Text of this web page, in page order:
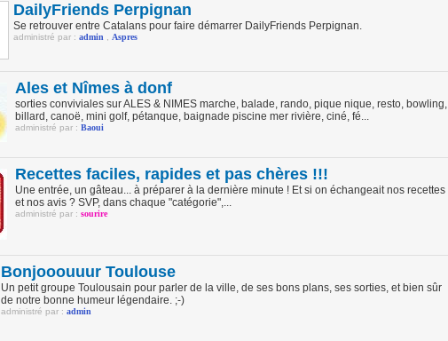
DailyFriends Perpignan
Se retrouver entre Catalans pour faire démarrer DailyFriends Perpignan.
administré par : admin Aspres
Ales et Nîmes à donf
sorties conviviales sur ALES & NIMES marche, balade, rando, pique nique, resto, bowling,
billard, canoë, mini golf, pétanque, baignade piscine mer rivière, ciné, fé...
administré par : Baoui
Recettes faciles, rapides et pas chères !!!
Une entrée, un gâteau... à préparer à la dernière minute ! Et si on échangeait nos recettes
et nos avis ? SVP, dans chaque "catégorie",...
administré par : sourire
Bonjooouuur Toulouse
Un petit groupe Toulousain pour parler de la ville, de ses bons plans, ses sorties, et bien sûr
de notre bonne humeur légendaire. ;-)
administré par : admin